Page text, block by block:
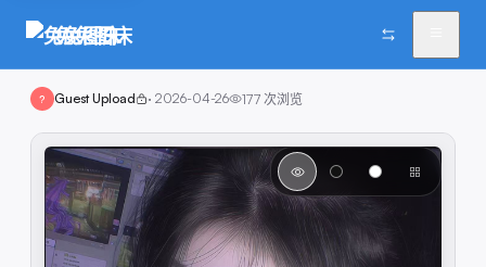
兔兔图床
? Guest Upload · 2026-04-26 177 次浏览